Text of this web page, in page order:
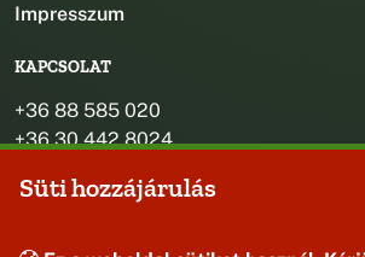
Impresszum
KAPCSOLAT
+36 88 585 020
+36 30 442 8024
jegyzo@bakonybel.hu
Süti hozzájárulás